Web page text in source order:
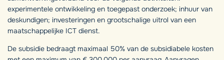
experimentele ontwikkeling en toegepast onderzoek; inhuur van
deskundigen; investeringen en grootschalige uitrol van een
maatschappelijke ICT dienst.
De subsidie bedraagt maximaal 50% van de subsidiabele kosten